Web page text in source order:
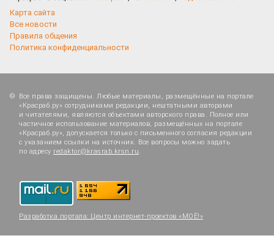
Карта сайта
Все новости
Правила общения
Политика конфиденциальности
Все права защищены. Любые материалы, размещённые на портале
«Красраб.ру» сотрудниками редакции, нештатными авторами
и читателями, являются объектами авторского права. Полное или
частичное использование материалов, размещённых на портале
«Красраб.ру», допускается только с письменного согласия редакции
с указанием ссылки на источник. Все вопросы можно задать
по адресу redaktor@krasrab.krsn.ru.
Разработка портала: Центр интернет-проектов «МОЁ!»